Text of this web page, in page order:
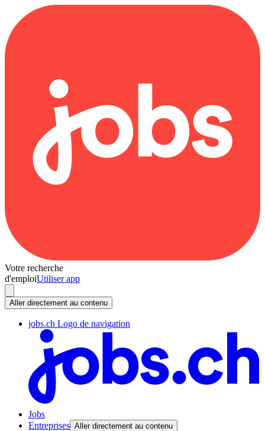
Votre recherche
d'emploiUtiliser app
Aller directement au contenu
jobs.ch Logo de navigation
Jobs
Entreprises Aller directement au contenu